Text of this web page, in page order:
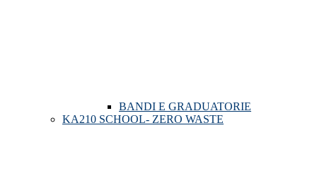
BANDI E GRADUATORIE
KA210 SCHOOL- ZERO WASTE